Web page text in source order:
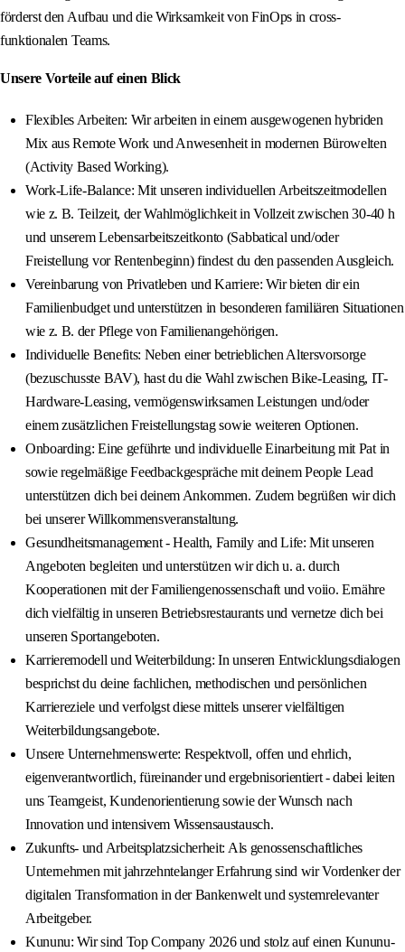
förderst den Aufbau und die Wirksamkeit von FinOps in cross-
funktionalen Teams.
Unsere Vorteile auf einen Blick
Flexibles Arbeiten: Wir arbeiten in einem ausgewogenen hybriden
Mix aus Remote Work und Anwesenheit in modernen Bürowelten
(Activity Based Working).
Work-Life-Balance: Mit unseren individuellen Arbeitszeitmodellen
wie z. B. Teilzeit, der Wahlmöglichkeit in Vollzeit zwischen 30-40 h
und unserem Lebensarbeitszeitkonto (Sabbatical und/oder
Freistellung vor Rentenbeginn) findest du den passenden Ausgleich.
Vereinbarung von Privatleben und Karriere: Wir bieten dir ein
Familienbudget und unterstützen in besonderen familiären Situationen
wie z. B. der Pflege von Familienangehörigen.
Individuelle Benefits: Neben einer betrieblichen Altersvorsorge
(bezuschusste BAV), hast du die Wahl zwischen Bike-Leasing, IT-
Hardware-Leasing, vermögenswirksamen Leistungen und/oder
einem zusätzlichen Freistellungstag sowie weiteren Optionen.
Onboarding: Eine geführte und individuelle Einarbeitung mit Pat in
sowie regelmäßige Feedbackgespräche mit deinem People Lead
unterstützen dich bei deinem Ankommen. Zudem begrüßen wir dich
bei unserer Willkommensveranstaltung.
Gesundheitsmanagement - Health, Family and Life: Mit unseren
Angeboten begleiten und unterstützen wir dich u. a. durch
Kooperationen mit der Familiengenossenschaft und voiio. Ernähre
dich vielfältig in unseren Betriebsrestaurants und vernetze dich bei
unseren Sportangeboten.
Karrieremodell und Weiterbildung: In unseren Entwicklungsdialogen
besprichst du deine fachlichen, methodischen und persönlichen
Karriereziele und verfolgst diese mittels unserer vielfältigen
Weiterbildungsangebote.
Unsere Unternehmenswerte: Respektvoll, offen und ehrlich,
eigenverantwortlich, füreinander und ergebnisorientiert - dabei leiten
uns Teamgeist, Kundenorientierung sowie der Wunsch nach
Innovation und intensivem Wissensaustausch.
Zukunfts- und Arbeitsplatzsicherheit: Als genossenschaftliches
Unternehmen mit jahrzehntelanger Erfahrung sind wir Vordenker der
digitalen Transformation in der Bankenwelt und systemrelevanter
Arbeitgeber.
Kununu: Wir sind Top Company 2026 und stolz auf einen Kununu-